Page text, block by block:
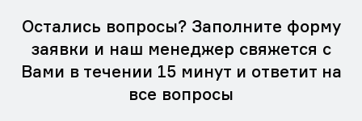
Остались вопросы? Заполните форму
заявки и наш менеджер свяжется с
Вами в течении 15 минут и ответит на
все вопросы